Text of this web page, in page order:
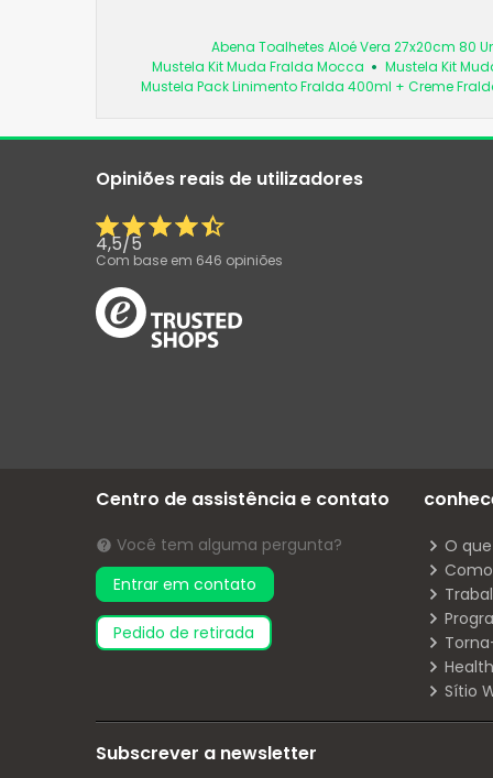
Abena Toalhetes Aloé Vera 27x20cm 80
Mustela Kit Muda Fralda Mocca
Mustela Kit
Mustela Pack Linimento Fralda 400ml + Creme
Opiniões reais de utilizadores
4,5/5
Com base em 646 opiniões
Centro de assistência e contato
Você tem alguma pergunta?
Entrar em contato
pedido de retirada
O
Sítio
Subscrever a newsletter